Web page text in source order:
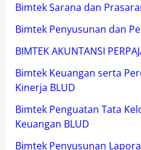
Bimtek Sarana dan
Bimtek Penyusunan dan
BIMTEK AKUNTANSI
Bimtek Keuangan serta
Kinerja BLUD
Bimtek Penguatan Tata
Keuangan BLUD
Bimtek Penyusunan